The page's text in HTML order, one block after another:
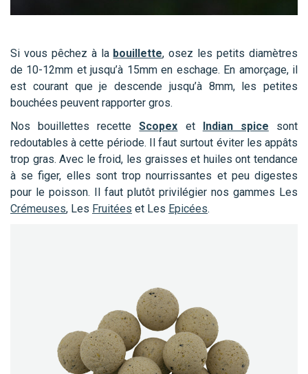
Si vous pêchez à la bouillette, osez les petits diamètres
de 10-12mm et jusqu’à 15mm en eschage. En amorçage, il
est courant que je descende jusqu’à 8mm, les petites
bouchées peuvent rapporter gros.
Nos bouillettes recetteScopex et Indian spice sont
redoutables à cette période. Il faut surtout éviter les appâts
trop gras. Avec le froid, les graisses et huiles ont tendance
à se figer, elles sont trop nourrissantes et peu digestes
pour le poisson. Il faut plutôt privilégier nos gammes Les
Crémeuses, Les Fruitées et Les Epicées.